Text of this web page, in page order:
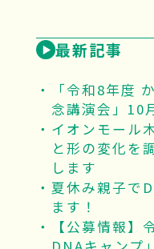
最新記事
「令和8年度
念講演会」10
イオンモール
と形の変化を
します
夏休み親子で
ます！
【公募情報】